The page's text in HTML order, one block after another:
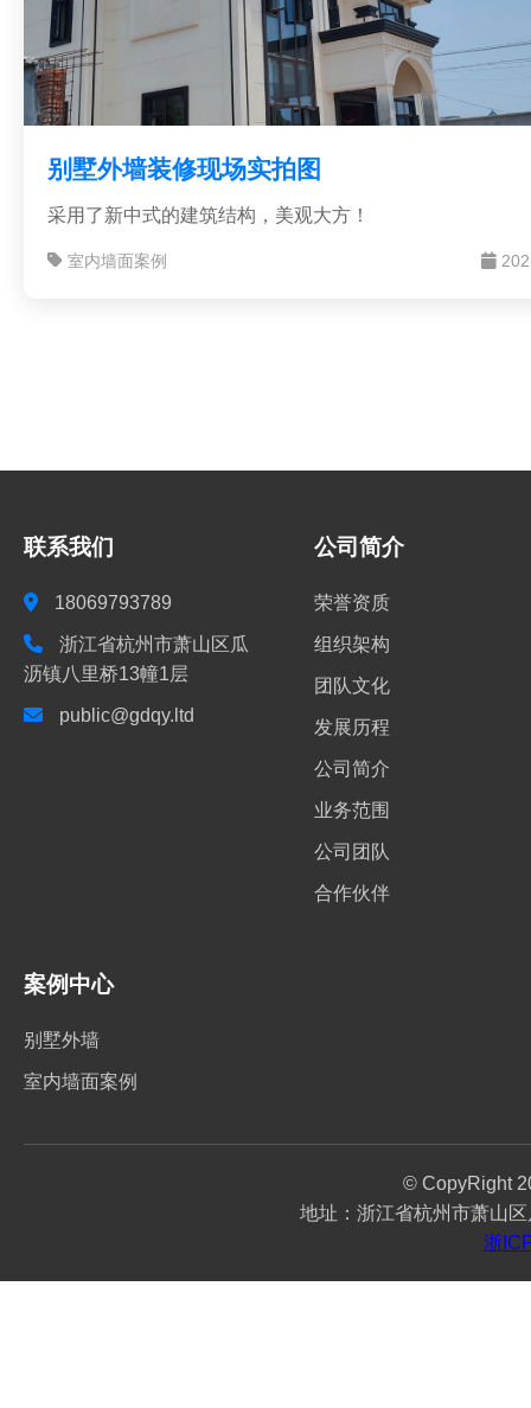
别墅外墙装修现场实拍图
采用了新中式的建筑结构，美观大方！
室内墙面案例
联系我们
18069793789
浙江省杭州市萧山区瓜
沥镇八里桥13幢1层
public@gdqy.ltd
公司简介
荣誉资质
组织架构
团队文化
发展历程
公司简介
业务范围
公司团队
合作伙伴
案例中心
别墅外墙
室内墙面案例
© CopyRight
地址：浙江省杭州市萧山
浙